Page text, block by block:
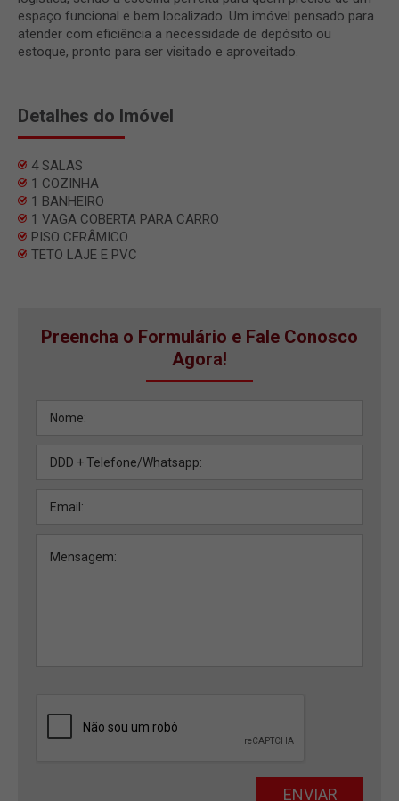
espaço funcional e bem localizado. Um imóvel pensado para
atender com eficiência a necessidade de depósito ou
estoque, pronto para ser visitado e aproveitado.
Detalhes do Imóvel
4 SALAS
1 COZINHA
1 BANHEIRO
1 VAGA COBERTA PARA CARRO
PISO CERÂMICO
TETO LAJE E PVC
Preencha o Formulário e Fale Conosco
Agora!